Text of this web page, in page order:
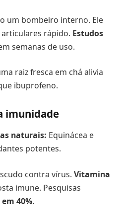
um bombeiro interno. Ele
rápido. Estudos
semanas de uso.
raiz fresca em chá alivia
ibuprofeno.
imunidade
naturais: Equinácea e
potentes.
contra vírus. Vitamina
imune. Pesquisas
40%.